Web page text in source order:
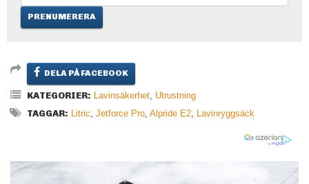
DELA PÅ FACEBOOK
KATEGORIER: Lavinsäkerhet Utrustning
TAGGAR:
Litric Jetforce Pro Alpride E2 Lavinryggsäck